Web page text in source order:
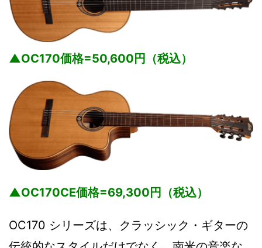
▲OC170価格=50,600円（税込）
▲OC170CE価格=69,300円（税込）
OC170 シリーズは、クラッシック・ギターの